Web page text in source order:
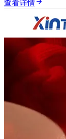
查看详情